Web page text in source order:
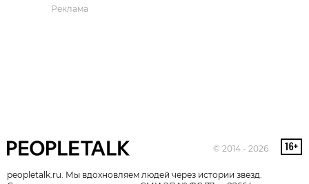
Реклама
© 2014 - 2026
peopletalk.ru. Мы вдохновляем людей через истории звезд.